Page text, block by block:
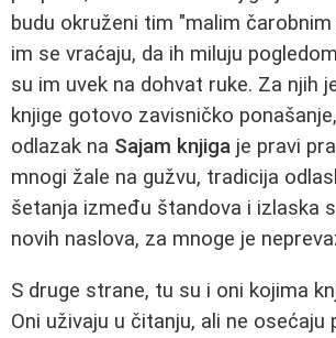
budu okruženi tim "malim
im se vraćaju, da ih miluju
su im uvek na dohvat ruke. Za njih
knjige gotovo zavisničko
odlazak na Sajam knjiga je pravi
mnogi žale na gužvu, tradicija
šetanja između štandova i izlaska
novih naslova, za mnoge je
S druge strane, tu su i oni kojima
Oni uživaju u čitanju, ali ne osećaju